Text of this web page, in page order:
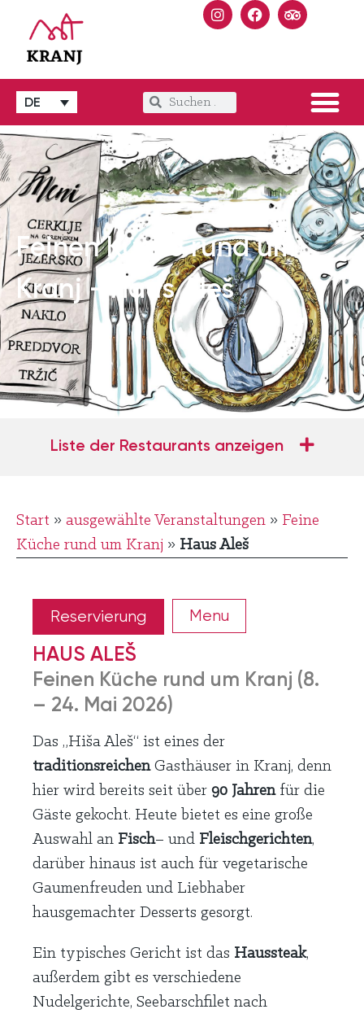
DE
Feinen Küche rund um
Kranj - Haus Aleš
Start » ausgewählte Veranstaltungen » Feine
Küche rund um Kranj » Haus Aleš
Reservierung Menu
HAUS ALEŠ
Feinen Küche rund um Kranj (8.
– 24. Mai 2026)
Das „Hiša Aleš“ ist eines der
traditionsreichenGasthäuser in Kranj, denn
hier wird bereits seit über 90 Jahrenfür die
Gäste gekocht. Heute bietet es eine große
Auswahl an Fisch– und Fleischgerichten,
darüber hinaus ist auch für vegetarische
Gaumenfreuden und Liebhaber
hausgemachter Desserts gesorgt.
Ein typisches Gericht ist das Haussteak,
außerdem gibt es verschiedene
Nudelgerichte, Seebarschfilet nach